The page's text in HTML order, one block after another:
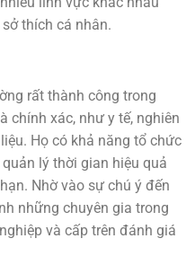
thích cá nhân.
rất thành công trong
chính xác, như y tế, nghiên
Họ có khả năng tổ chức
lý thời gian hiệu quả
Nhờ vào sự chú ý đến
những chuyên gia trong
và cấp trên đánh giá